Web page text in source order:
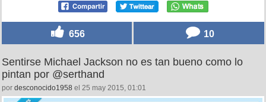
656 10
Sentirse Michael Jackson no es tan bueno como lo
pintan por @serthand
por desconocido1958 el 25 may 2015, 01:01